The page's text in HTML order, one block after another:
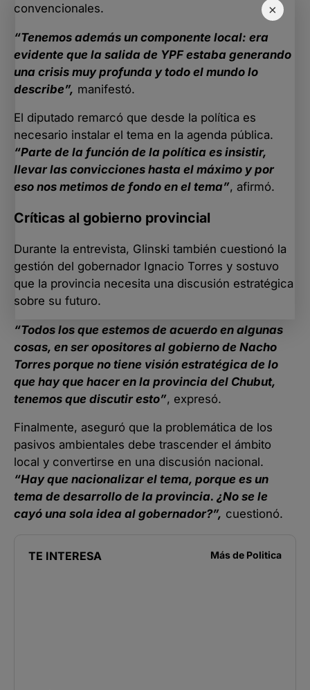
×
convencionales.
“Tenemos además un componente local: era
evidente que la salida de YPF estaba generando
una crisis muy profunda y todo el mundo lo
describe”, manifestó.
El diputado remarcó que desde la política es
necesario instalar el tema en la agenda pública.
“Parte de la función de la política es insistir,
llevar las convicciones hasta el máximo y por
eso nos metimos de fondo en el tema”, afirmó.
Críticas al gobierno provincial
Durante la entrevista, Glinski también cuestionó la
gestión del gobernador Ignacio Torres y sostuvo
que la provincia necesita una discusión estratégica
sobre su futuro.
“Todos los que estemos de acuerdo en algunas
cosas, en ser opositores al gobierno de Nacho
Torres porque no tiene visión estratégica de lo
que hay que hacer en la provincia del Chubut,
tenemos que discutir esto”, expresó.
Finalmente, aseguró que la problemática de los
pasivos ambientales debe trascender el ámbito
local y convertirse en una discusión nacional.
“Hay que nacionalizar el tema, porque es un
tema de desarrollo de la provincia. ¿No se le
cayó una sola idea al gobernador?”, cuestionó.
TE INTERESA Más de Politica